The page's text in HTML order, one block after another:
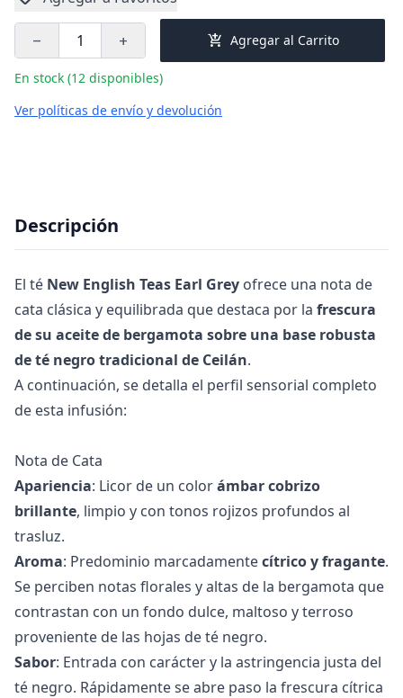
remove add add_shopping_cart Agregar al Carrito
En stock (12 disponibles)
Ver políticas de envío y devolución
Descripción
El té New English Teas Earl Grey ofrece una nota de
cata clásica y equilibrada que destaca por la frescura
de su aceite de bergamota sobre una base robusta
de té negro tradicional de Ceilán.
A continuación, se detalla el perfil sensorial completo
de esta infusión:
Nota de Cata
Apariencia: Licor de un colorámbar cobrizo
brillante, limpio y con tonos rojizos profundos al
trasluz.
Aroma: Predominio marcadamentecítrico y fragante.
Se perciben notas florales y altas de la bergamota que
contrastan con un fondo dulce, maltoso y terroso
proveniente de las hojas de té negro.
Sabor: Entrada con carácter y la astringencia justa del
té negro. Rápidamente se abre paso la frescura cítrica